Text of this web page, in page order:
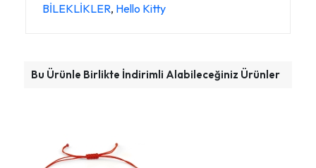
BİLEKLİKLER, Hello Kitty
Bu Ürünle Birlikte İndirimli Alabileceğiniz Ürünler